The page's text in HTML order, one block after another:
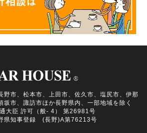
野市、松本市、上田市、佐久市、塩尻市、伊那
坂市、諏訪市ほか長野県内、一部地域を除く
大臣 許可（般- 4） 第26981号
県知事登録 (長野)A第76213号